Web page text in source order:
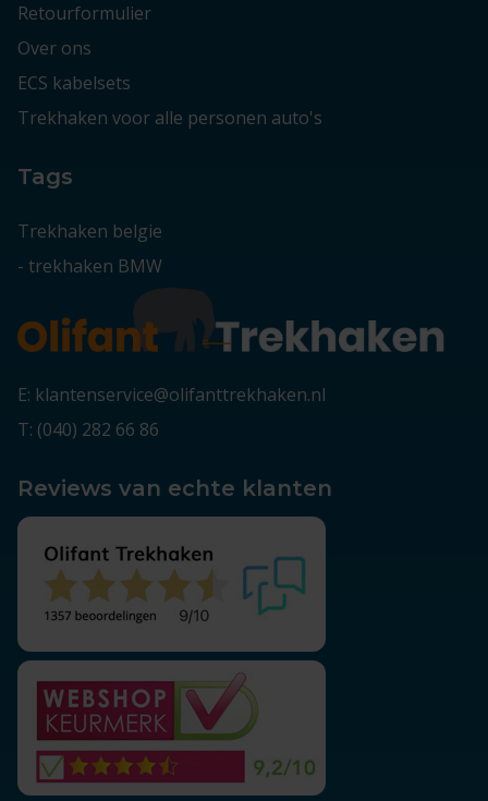
Retourformulier
Over ons
ECS kabelsets
Trekhaken voor alle personen auto's
Tags
Trekhaken belgie
- trekhaken BMW
E: klantenservice@olifanttrekhaken.nl
T: (040) 282 66 86
Reviews van echte klanten